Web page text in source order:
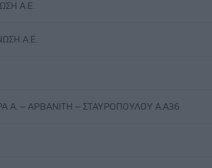
Α.Ε.
Α.Ε.
Α. – ΑΡΒΑΝΙΤΗ – ΣΤΑΥΡΟΠΟΥΛΟΥ Α.A36